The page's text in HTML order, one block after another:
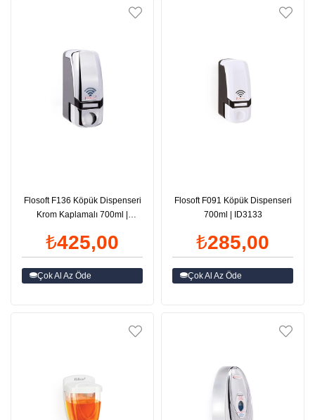
Flosoft F136 Köpük Dispenseri
Krom Kaplamalı 700ml |
₺425,00
Çok Al Az Öde
Flosoft F091 Köpük Dispenseri
700ml | ID3133
₺285,00
Çok Al Az Öde